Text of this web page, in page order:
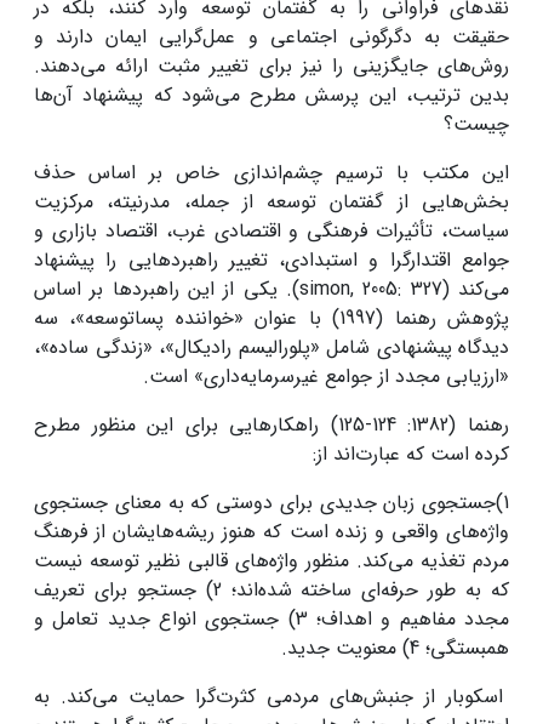
نقدهای فراوانی را به گفتمان توسعه وارد کنند، بلکه در
حقیقت به دگرگونی اجتماعی و عمل‌گرایی ایمان دارند و
روش‌های جایگزینی را نیز برای تغییر مثبت ارائه می‌دهند.
بدین ترتیب، این پرسش مطرح می‌شود که پیشنهاد آن‌ها
چیست؟
این مکتب با ترسیم چشم‌اندازی خاص بر اساس حذف
بخش‌هایی از گفتمان توسعه از جمله، مدرنیته، مرکزیت
سیاست، تأثیرات فرهنگی و اقتصادی غرب، اقتصاد بازاری و
جوامع اقتدارگرا و استبدادی، تغییر راهبردهایی را پیشنهاد
می‌کند (simon, 2005: 327). یکی از این راهبردها بر اساس
پژوهش رهنما (1997) با عنوان «خواننده پساتوسعه»، سه
دیدگاه پیشنهادی شامل «پلورالیسم رادیکال»، «زندگی ساده»،
«ارزیابی مجدد از جوامع غیرسرمایه‌داری» است.
رهنما (1382: 124-125) راهکارهایی برای این منظور مطرح
کرده است که عبارت‌اند از:
1)جستجوی زبان جدیدی برای دوستی که به معنای جستجوی
واژه‌های واقعی و زنده است که هنوز ریشه‌هایشان از فرهنگ
مردم تغذیه می‌کند. منظور واژه‌های قالبی نظیر توسعه نیست
که به طور حرفه‌ای ساخته شده‌اند؛ 2) جستجو برای تعریف
مجدد مفاهیم و اهداف؛ 3) جستجوی انواع جدید تعامل و
همبستگی؛ 4) معنویت جدید.
اسکوبار از جنبش‌های مردمی کثرت‌گرا حمایت می‌کند. به